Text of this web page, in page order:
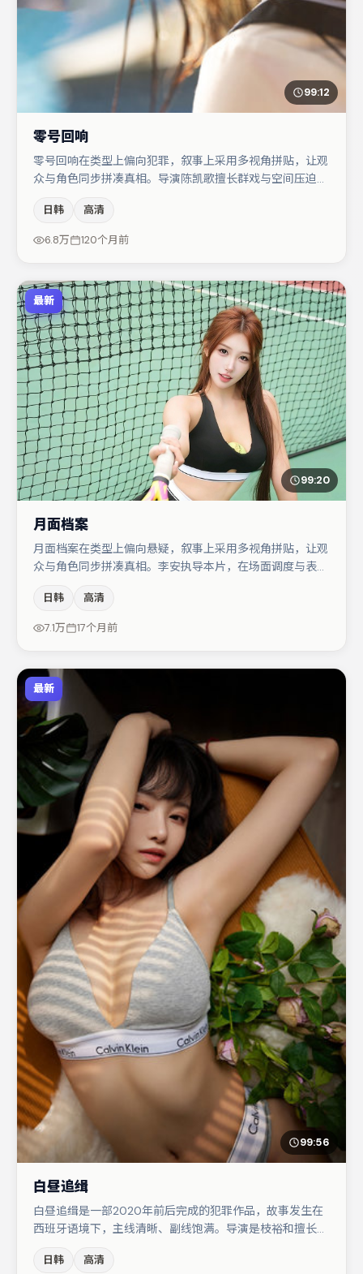
99:12
零号回响
零号回响在类型上偏向犯罪，叙事上采用多视角拼贴，让观
众与角色同步拼凑真相。导演陈凯歌擅长群戏与空间压迫
手戏构成全片情感锚点，弗洛伦丝·皮尤则以细节塑造推动
谜题层层揭开。若你偏爱强类型与清晰主线，这部作品值得
日韩 高清
6.8万 120个月前
最新
99:20
月面档案
月面档案在类型上偏向悬疑，叙事上采用多视角拼贴，让观
众与角色同步拼凑真相。李安执导本片，在场面调度与表演
段奕宏、张子枫、蒋奇明等，角色动机前后呼应，适合喜欢
抠台词与伏笔的观众。整体完成度较高，适合周末一口气追
日韩 高清
7.1万 17个月前
最新
99:56
白昼追缉
白昼追缉是一部2020年前后完成的犯罪作品，故事发生在
西班牙语境下，主线清晰、副线饱满。导演是枝裕和擅长群
音与于和伟的对手戏构成全片情感锚点，杨幂则以细节塑造
日韩 高清